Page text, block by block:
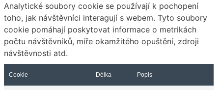
Analytické soubory cookie se používají k pochopení
toho, jak návštěvníci interagují s webem. Tyto soubory
cookie pomáhají poskytovat informace o metrikách
počtu návštěvníků, míře okamžitého opuštění, zdroji
návštěvnosti atd.
Cookie Délka Popis